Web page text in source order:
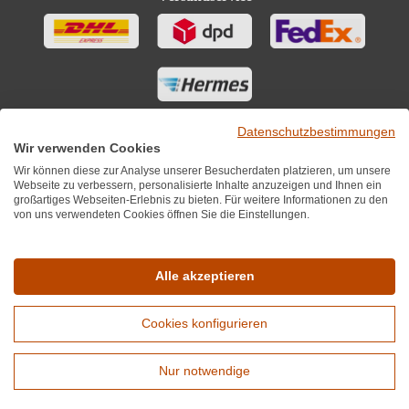
*Alle Preise inkl. MwST zzgl. 5,90€ Versandkosten je Winzer.
Versandkostenfrei ab 12 Flaschen je Winzer.
Copyright © 2010 - 2026 WirWinzer GmbH
Erweiterte Suche
Datenschutzbestimmungen
Wir verwenden Cookies
Wir können diese zur Analyse unserer Besucherdaten platzieren, um unsere
Webseite zu verbessern, personalisierte Inhalte anzuzeigen und Ihnen ein
großartiges Webseiten-Erlebnis zu bieten. Für weitere Informationen zu den
von uns verwendeten Cookies öffnen Sie die Einstellungen.
Alle akzeptieren
Cookies konfigurieren
Nur notwendige